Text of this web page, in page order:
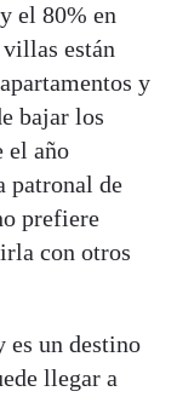
el 80% en
están
y
bajar los
el año
patronal de
prefiere
con otros
es un destino
llegar a